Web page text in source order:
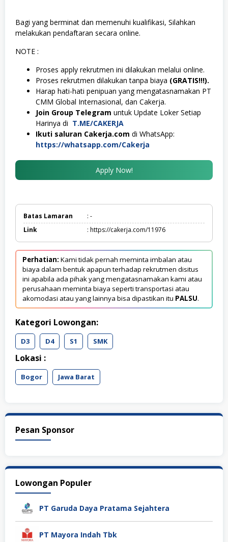
Bagi yang berminat dan memenuhi kualifikasi, Silahkan
melakukan pendaftaran secara online.
NOTE :
Proses apply rekrutmen ini dilakukan melalui online.
Proses rekrutmen dilakukan tanpa biaya (GRATIS!!!).
Harap hati-hati penipuan yang mengatasnamakan PT
CMM Global Internasional, dan Cakerja.
Join Group Telegram untuk Update Loker Setiap
Harinya di T.ME/CAKERJA
Ikuti saluran Cakerja.com di WhatsApp:
https://whatsapp.com/Cakerja
Apply Now!
Batas Lamaran
: -
Link
: https://cakerja.com/11976
Perhatian: Kami tidak pernah meminta imbalan atau
biaya dalam bentuk apapun terhadap rekrutmen disitus
ini apabila ada pihak yang mengatasnamakan kami atau
perusahaan meminta biaya seperti transportasi atau
akomodasi atau yang lainnya bisa dipastikan itu PALSU.
Kategori Lowongan:
D3 D4 S1 SMK
Lokasi :
Bogor Jawa Barat
Pesan Sponsor
Lowongan Populer
PT Garuda Daya Pratama Sejahtera
PT Mayora Indah Tbk